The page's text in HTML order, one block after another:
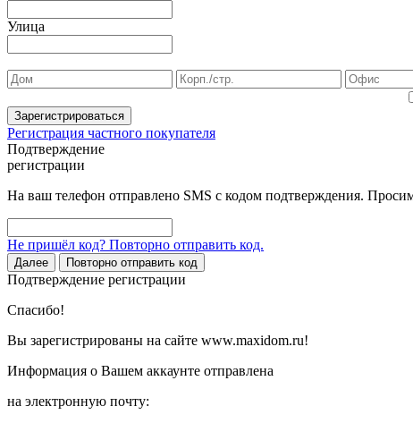
Улица
Зарегистрироваться
Регистрация частного покупателя
Подтверждение
регистрации
На ваш телефон отправлено SMS с кодом подтверждения.
Не пришёл код? Повторно отправить код.
Далее Повторно отправить код
Подтверждение регистрации
Спасибо!
Вы зарегистрированы на сайте www.maxidom.ru!
Информация о Вашем аккаунте отправлена
на электронную почту: